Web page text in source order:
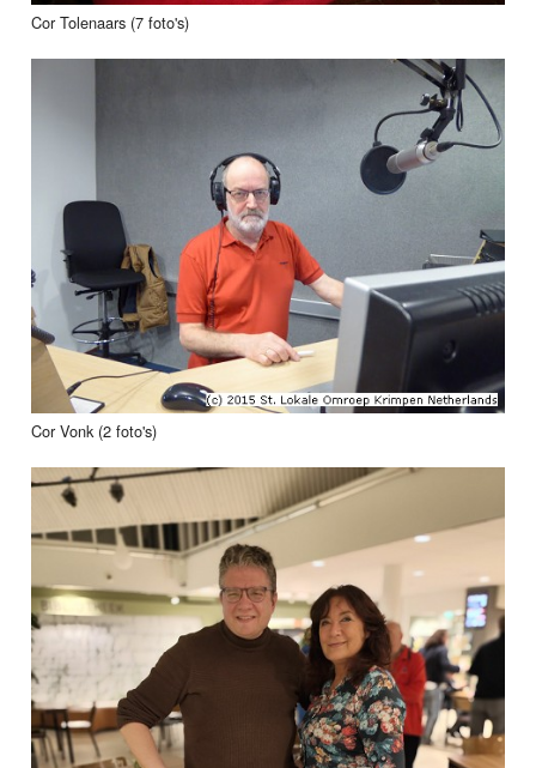
Cor Tolenaars (7 foto's)
Cor Vonk (2 foto's)